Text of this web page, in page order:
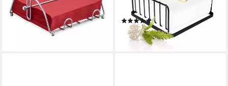
14,99 € UVP
-50%
lieferbar - in 2-3 Werktagen bei dir
Metall
(1)
10,90 €
lieferbar - in 2-3 Werktagen bei dir